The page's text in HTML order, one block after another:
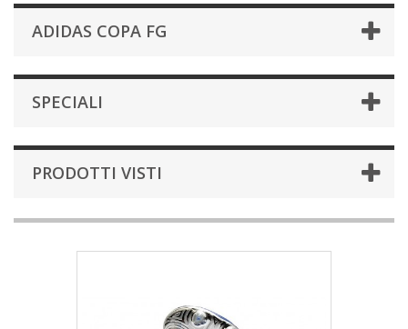
ADIDAS COPA FG
SPECIALI
PRODOTTI VISTI